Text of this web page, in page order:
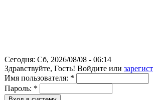
Сегодня: Сб, 2026/08/08 - 06:14
Здравствуйте, Гость! Войдите или
Имя пользователя: *
Пароль: *